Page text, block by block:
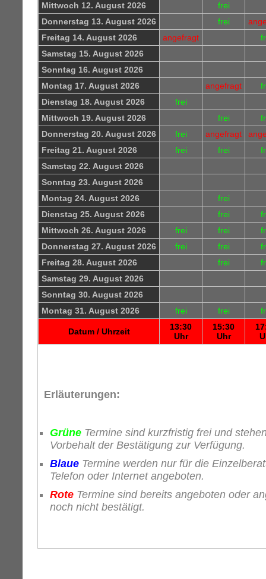
Mittwoch 12. August 2026
frei
Donnerstag 13. August 2026
frei
Freitag 14. August 2026
angefragt
Samstag 15. August 2026
Sonntag 16. August 2026
Montag 17. August 2026
angefragt
Dienstag 18. August 2026
frei
Mittwoch 19. August 2026
frei
Donnerstag 20. August 2026
frei angefragt
Freitag 21. August 2026
frei frei
Samstag 22. August 2026
Sonntag 23. August 2026
Montag 24. August 2026
frei
Dienstag 25. August 2026
frei
Mittwoch 26. August 2026
frei frei
Donnerstag 27. August 2026
frei frei
Freitag 28. August 2026
frei
Samstag 29. August 2026
Sonntag 30. August 2026
Montag 31. August 2026
frei frei
Datum / Uhrzeit
13:30
Uhr
15:30
Uhr
Erläuterungen:
Grüne Termine sind kurzfristig frei und
Vorbehalt der Bestätigung zur Verfügung.
Blaue Termine werden nur für die
Telefon oder Internet angeboten.
Rote Termine sind bereits angeboten oder
noch nicht bestätigt.